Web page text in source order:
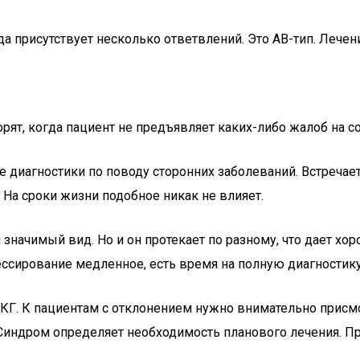
несколько ответвлений. Это AB-тип.
когда пациент не предъявляет каких-либо жалоб на
по поводу сторонних заболеваний.
сроки жизни подобное никак не влияет.
вид. Но и он протекает по разному, что дает
медленное, есть время на полную
К пациентам с отклонением нужно внимательно
определяет необходимость планового лечения.